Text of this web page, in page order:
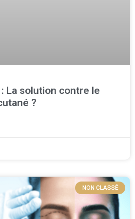
La solution contre le
?
NON CLASSÉ